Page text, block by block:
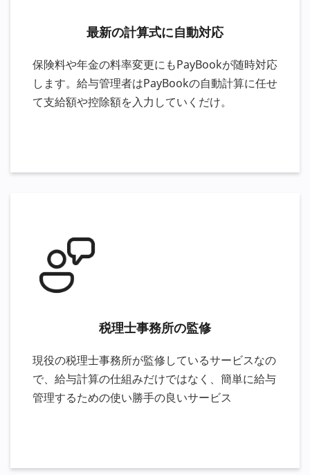
最新の計算式に自動対応
保険料や年金の料率変更にもPayBookが随時対応
します。給与管理者はPayBookの自動計算に任せ
て支給額や控除額を入力していくだけ。
税理士事務所の監修
現役の税理士事務所が監修しているサービスなの
で、給与計算の仕組みだけではなく、簡単に給与
管理するための使い勝手の良いサービス